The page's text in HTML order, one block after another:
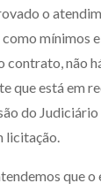
o
mínimos
contrato, não
que está em
do
licitação.
que